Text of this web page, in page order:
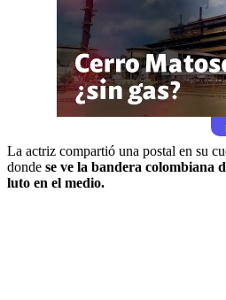
La actriz compartió una postal en su
donde se ve la bandera colombiana
luto en el medio.